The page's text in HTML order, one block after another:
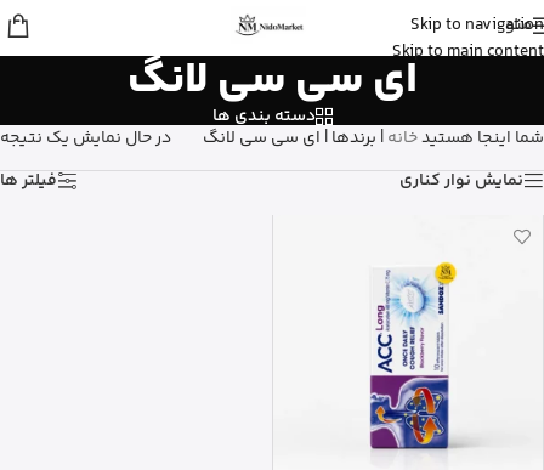
Skip to navigation
Skip to main content
منو
ای سی سی لانگ
دسته بندی ها
شما اینجا هستیدخانه| برندها| ای سی سی لانگ
در حال نمایش یک نتیجه
نمایش نوار کناری
فیلتر ها
sinaاز اصفهان
قرص ول من اورجینال رو خرید کرد